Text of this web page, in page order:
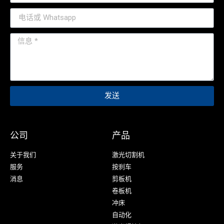
发送
公司
关于我们
服务
消息
产品
激光切割机
按刹车
剪板机
卷板机
冲床
自动化